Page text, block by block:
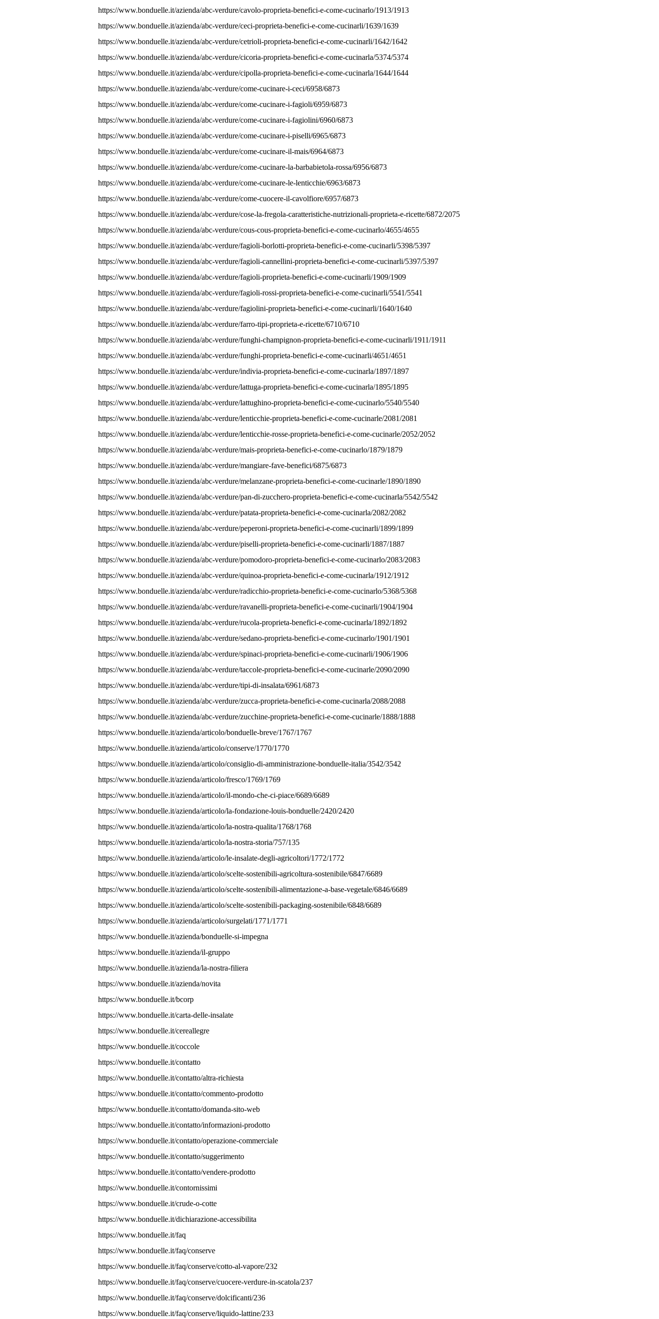
https://www.bonduelle.it/azienda/abc-verdure/cavolo-proprieta-benefici-e-come-cucinarlo/1913/1913
https://www.bonduelle.it/azienda/abc-verdure/ceci-proprieta-benefici-e-come-cucinarli/1639/1639
https://www.bonduelle.it/azienda/abc-verdure/cetrioli-proprieta-benefici-e-come-cucinarli/1642/1642
https://www.bonduelle.it/azienda/abc-verdure/cicoria-proprieta-benefici-e-come-cucinarla/5374/5374
https://www.bonduelle.it/azienda/abc-verdure/cipolla-proprieta-benefici-e-come-cucinarla/1644/1644
https://www.bonduelle.it/azienda/abc-verdure/come-cucinare-i-ceci/6958/6873
https://www.bonduelle.it/azienda/abc-verdure/come-cucinare-i-fagioli/6959/6873
https://www.bonduelle.it/azienda/abc-verdure/come-cucinare-i-fagiolini/6960/6873
https://www.bonduelle.it/azienda/abc-verdure/come-cucinare-i-piselli/6965/6873
https://www.bonduelle.it/azienda/abc-verdure/come-cucinare-il-mais/6964/6873
https://www.bonduelle.it/azienda/abc-verdure/come-cucinare-la-barbabietola-rossa/6956/6873
https://www.bonduelle.it/azienda/abc-verdure/come-cucinare-le-lenticchie/6963/6873
https://www.bonduelle.it/azienda/abc-verdure/come-cuocere-il-cavolfiore/6957/6873
https://www.bonduelle.it/azienda/abc-verdure/cose-la-fregola-caratteristiche-nutrizionali-proprieta-e-ricette/6872/2075
https://www.bonduelle.it/azienda/abc-verdure/cous-cous-proprieta-benefici-e-come-cucinarlo/4655/4655
https://www.bonduelle.it/azienda/abc-verdure/fagioli-borlotti-proprieta-benefici-e-come-cucinarli/5398/5397
https://www.bonduelle.it/azienda/abc-verdure/fagioli-cannellini-proprieta-benefici-e-come-cucinarli/5397/5397
https://www.bonduelle.it/azienda/abc-verdure/fagioli-proprieta-benefici-e-come-cucinarli/1909/1909
https://www.bonduelle.it/azienda/abc-verdure/fagioli-rossi-proprieta-benefici-e-come-cucinarli/5541/5541
https://www.bonduelle.it/azienda/abc-verdure/fagiolini-proprieta-benefici-e-come-cucinarli/1640/1640
https://www.bonduelle.it/azienda/abc-verdure/farro-tipi-proprieta-e-ricette/6710/6710
https://www.bonduelle.it/azienda/abc-verdure/funghi-champignon-proprieta-benefici-e-come-cucinarli/1911/1911
https://www.bonduelle.it/azienda/abc-verdure/funghi-proprieta-benefici-e-come-cucinarli/4651/4651
https://www.bonduelle.it/azienda/abc-verdure/indivia-proprieta-benefici-e-come-cucinarla/1897/1897
https://www.bonduelle.it/azienda/abc-verdure/lattuga-proprieta-benefici-e-come-cucinarla/1895/1895
https://www.bonduelle.it/azienda/abc-verdure/lattughino-proprieta-benefici-e-come-cucinarlo/5540/5540
https://www.bonduelle.it/azienda/abc-verdure/lenticchie-proprieta-benefici-e-come-cucinarle/2081/2081
https://www.bonduelle.it/azienda/abc-verdure/lenticchie-rosse-proprieta-benefici-e-come-cucinarle/2052/2052
https://www.bonduelle.it/azienda/abc-verdure/mais-proprieta-benefici-e-come-cucinarlo/1879/1879
https://www.bonduelle.it/azienda/abc-verdure/mangiare-fave-benefici/6875/6873
https://www.bonduelle.it/azienda/abc-verdure/melanzane-proprieta-benefici-e-come-cucinarle/1890/1890
https://www.bonduelle.it/azienda/abc-verdure/pan-di-zucchero-proprieta-benefici-e-come-cucinarla/5542/5542
https://www.bonduelle.it/azienda/abc-verdure/patata-proprieta-benefici-e-come-cucinarla/2082/2082
https://www.bonduelle.it/azienda/abc-verdure/peperoni-proprieta-benefici-e-come-cucinarli/1899/1899
https://www.bonduelle.it/azienda/abc-verdure/piselli-proprieta-benefici-e-come-cucinarli/1887/1887
https://www.bonduelle.it/azienda/abc-verdure/pomodoro-proprieta-benefici-e-come-cucinarlo/2083/2083
https://www.bonduelle.it/azienda/abc-verdure/quinoa-proprieta-benefici-e-come-cucinarla/1912/1912
https://www.bonduelle.it/azienda/abc-verdure/radicchio-proprieta-benefici-e-come-cucinarlo/5368/5368
https://www.bonduelle.it/azienda/abc-verdure/ravanelli-proprieta-benefici-e-come-cucinarli/1904/1904
https://www.bonduelle.it/azienda/abc-verdure/rucola-proprieta-benefici-e-come-cucinarla/1892/1892
https://www.bonduelle.it/azienda/abc-verdure/sedano-proprieta-benefici-e-come-cucinarlo/1901/1901
https://www.bonduelle.it/azienda/abc-verdure/spinaci-proprieta-benefici-e-come-cucinarli/1906/1906
https://www.bonduelle.it/azienda/abc-verdure/taccole-proprieta-benefici-e-come-cucinarle/2090/2090
https://www.bonduelle.it/azienda/abc-verdure/tipi-di-insalata/6961/6873
https://www.bonduelle.it/azienda/abc-verdure/zucca-proprieta-benefici-e-come-cucinarla/2088/2088
https://www.bonduelle.it/azienda/abc-verdure/zucchine-proprieta-benefici-e-come-cucinarle/1888/1888
https://www.bonduelle.it/azienda/articolo/bonduelle-breve/1767/1767
https://www.bonduelle.it/azienda/articolo/conserve/1770/1770
https://www.bonduelle.it/azienda/articolo/consiglio-di-amministrazione-bonduelle-italia/3542/3542
https://www.bonduelle.it/azienda/articolo/fresco/1769/1769
https://www.bonduelle.it/azienda/articolo/il-mondo-che-ci-piace/6689/6689
https://www.bonduelle.it/azienda/articolo/la-fondazione-louis-bonduelle/2420/2420
https://www.bonduelle.it/azienda/articolo/la-nostra-qualita/1768/1768
https://www.bonduelle.it/azienda/articolo/la-nostra-storia/757/135
https://www.bonduelle.it/azienda/articolo/le-insalate-degli-agricoltori/1772/1772
https://www.bonduelle.it/azienda/articolo/scelte-sostenibili-agricoltura-sostenibile/6847/6689
https://www.bonduelle.it/azienda/articolo/scelte-sostenibili-alimentazione-a-base-vegetale/6846/6689
https://www.bonduelle.it/azienda/articolo/scelte-sostenibili-packaging-sostenibile/6848/6689
https://www.bonduelle.it/azienda/articolo/surgelati/1771/1771
https://www.bonduelle.it/azienda/bonduelle-si-impegna
https://www.bonduelle.it/azienda/il-gruppo
https://www.bonduelle.it/azienda/la-nostra-filiera
https://www.bonduelle.it/azienda/novita
https://www.bonduelle.it/bcorp
https://www.bonduelle.it/carta-delle-insalate
https://www.bonduelle.it/cereallegre
https://www.bonduelle.it/coccole
https://www.bonduelle.it/contatto
https://www.bonduelle.it/contatto/altra-richiesta
https://www.bonduelle.it/contatto/commento-prodotto
https://www.bonduelle.it/contatto/domanda-sito-web
https://www.bonduelle.it/contatto/informazioni-prodotto
https://www.bonduelle.it/contatto/operazione-commerciale
https://www.bonduelle.it/contatto/suggerimento
https://www.bonduelle.it/contatto/vendere-prodotto
https://www.bonduelle.it/contornissimi
https://www.bonduelle.it/crude-o-cotte
https://www.bonduelle.it/dichiarazione-accessibilita
https://www.bonduelle.it/faq
https://www.bonduelle.it/faq/conserve
https://www.bonduelle.it/faq/conserve/cotto-al-vapore/232
https://www.bonduelle.it/faq/conserve/cuocere-verdure-in-scatola/237
https://www.bonduelle.it/faq/conserve/dolcificanti/236
https://www.bonduelle.it/faq/conserve/liquido-lattine/233